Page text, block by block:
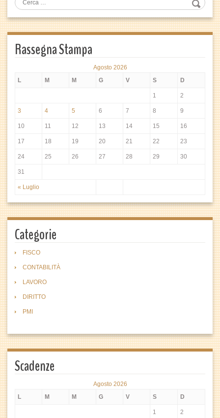
Rassegna Stampa
Agosto 2026
L
M M G V S D
« Luglio
1 2
3 4 5 6 7 8 9
10 11 12 13 14 15 16
17 18 19 20 21 22 23
24 25 26 27 28 29 30
31
Categorie
FISCO
CONTABILITÀ
LAVORO
DIRITTO
PMI
Scadenze
Agosto 2026
L
M M G V S D
1 2